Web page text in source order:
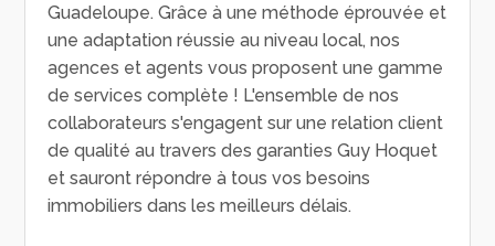
Guadeloupe. Grâce à une méthode éprouvée et
une adaptation réussie au niveau local, nos
agences et agents vous proposent une gamme
de services complète ! L'ensemble de nos
collaborateurs s'engagent sur une relation client
de qualité au travers des garanties Guy Hoquet
et sauront répondre à tous vos besoins
immobiliers dans les meilleurs délais.